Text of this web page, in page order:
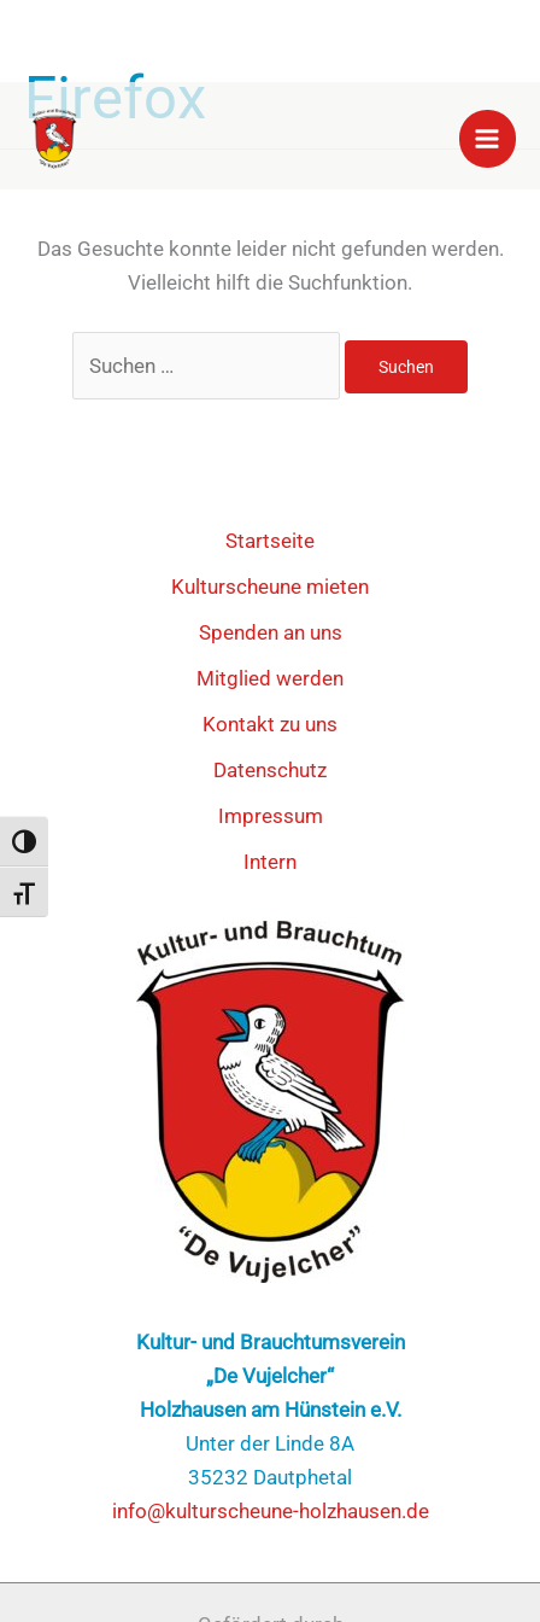
Umschalten auf hohe Kontraste
Schrift vergrößern
Zum
Inhalt
springen
Firefox
Das Gesuchte konnte leider nicht gefunden werden.
Vielleicht hilft die Suchfunktion.
Suchen
nach:
Startseite
Kulturscheune mieten
Spenden an uns
Mitglied werden
Kontakt zu uns
Datenschutz
Impressum
Intern
Kultur- und Brauchtumsverein
„De Vujelcher“
Holzhausen am Hünstein e.V.
Unter der Linde 8A
35232 Dautphetal
info@kulturscheune-holzhausen.de